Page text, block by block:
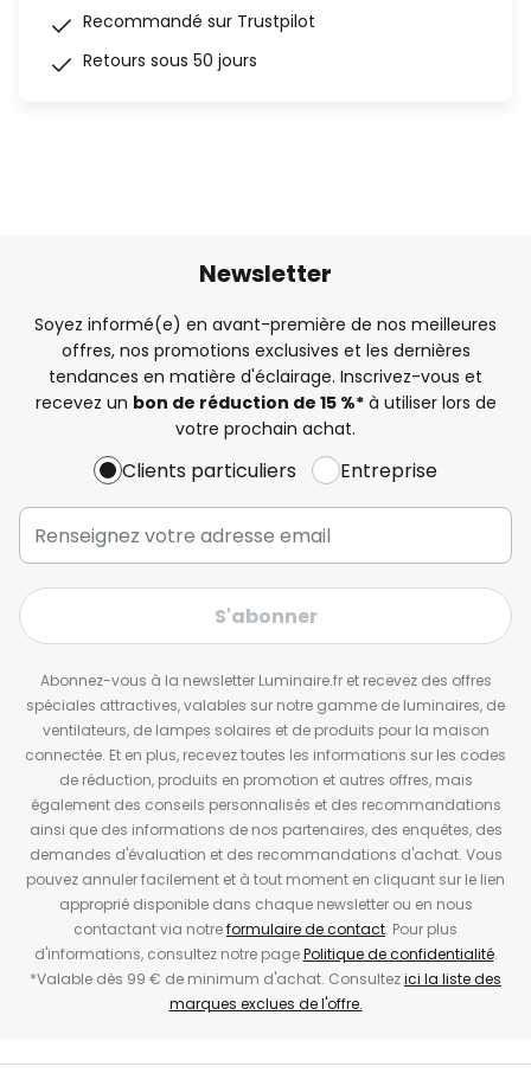
Recommandé sur Trustpilot
Retours sous 50 jours
Newsletter
Soyez informé(e) en avant-première de nos meilleures
offres, nos promotions exclusives et les dernières
tendances en matière d'éclairage. Inscrivez-vous et
recevez un bon de réduction de 15 %*à utiliser lors de
votre prochain achat.
Clients particuliers Entreprise
S'abonner
Abonnez-vous à la newsletter Luminaire.fr et recevez des offres
spéciales attractives, valables sur notre gamme de luminaires, de
ventilateurs, de lampes solaires et de produits pour la maison
connectée. Et en plus, recevez toutes les informations sur les codes
de réduction, produits en promotion et autres offres, mais
également des conseils personnalisés et des recommandations
ainsi que des informations de nos partenaires, des enquêtes, des
demandes d'évaluation et des recommandations d'achat. Vous
pouvez annuler facilement et à tout moment en cliquant sur le lien
approprié disponible dans chaque newsletter ou en nous
contactant via notreformulaire de contact. Pour plus
d'informations, consultez notre pagePolitique de confidentialité.
*Valable dès 99 € de minimum d'achat. Consultezici la liste des
marques exclues de l'offre.